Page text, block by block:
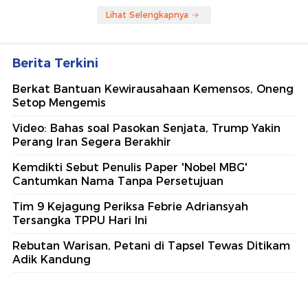
Lihat Selengkapnya
Berita Terkini
Berkat Bantuan Kewirausahaan Kemensos, Oneng
Setop Mengemis
Video: Bahas soal Pasokan Senjata, Trump Yakin
Perang Iran Segera Berakhir
Kemdikti Sebut Penulis Paper 'Nobel MBG'
Cantumkan Nama Tanpa Persetujuan
Tim 9 Kejagung Periksa Febrie Adriansyah
Tersangka TPPU Hari Ini
Rebutan Warisan, Petani di Tapsel Tewas Ditikam
Adik Kandung